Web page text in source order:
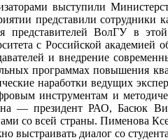
выступили
представили
представителей ВолГУ в этой
с Российской академией
и внедрение
программах повышения
наработки ведущих
инструментам и
— президент РАО, Басюк
со всей страны. Пименова
выстраивать диалог со